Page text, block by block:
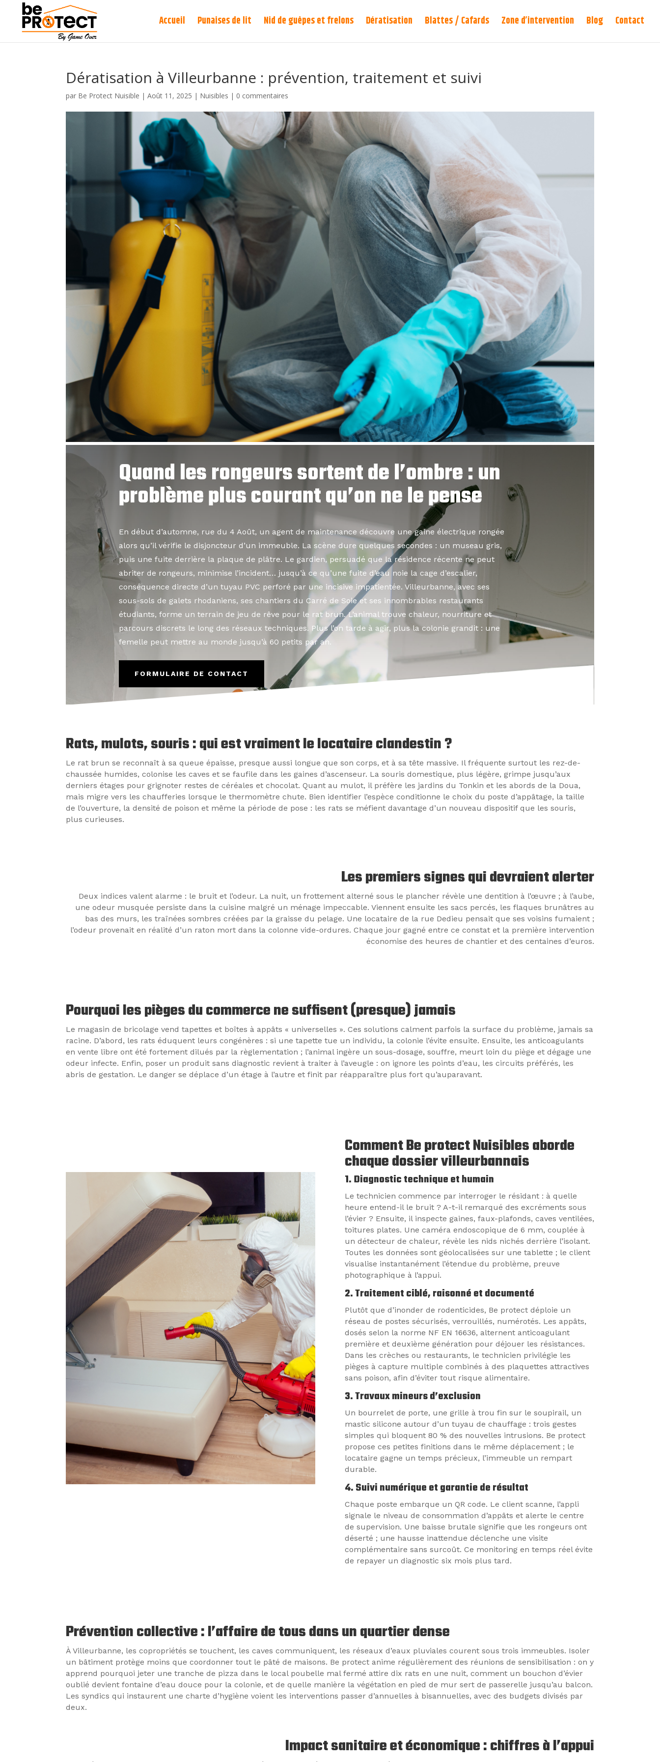
Accueil Punaises de lit Nid de guêpes et frelons Dératisation Blattes / Cafards Zone d’intervention Blog Contact
Dératisation à Villeurbanne : prévention, traitement et suivi
par Be Protect Nuisible |Août 11, 2025 | Nuisibles | 0 commentaires
Quand les rongeurs sortent de l’ombre : un
problème plus courant qu’on ne le pense
En début d’automne, rue du 4 Août, un agent de maintenance découvre une gaine électrique rongée
alors qu’il vérifie le disjoncteur d’un immeuble. La scène dure quelques secondes : un museau gris,
puis une fuite derrière la plaque de plâtre. Le gardien, persuadé que la résidence récente ne peut
abriter de rongeurs, minimise l’incident… jusqu’à ce qu’une fuite d’eau noie la cage d’escalier,
conséquence directe d’un tuyau PVC perforé par une incisive impatientée. Villeurbanne, avec ses
sous-sols de galets rhodaniens, ses chantiers du Carré de Soie et ses innombrables restaurants
étudiants, forme un terrain de jeu de rêve pour le rat brun. L’animal trouve chaleur, nourriture et
parcours discrets le long des réseaux techniques. Plus l’on tarde à agir, plus la colonie grandit : une
femelle peut mettre au monde jusqu’à 60 petits par an.
FORMULAIRE DE CONTACT
Rats, mulots, souris : qui est vraiment le locataire clandestin ?
Le rat brun se reconnaît à sa queue épaisse, presque aussi longue que son corps, et à sa tête massive. Il fréquente surtout les rez-de-
chaussée humides, colonise les caves et se faufile dans les gaines d’ascenseur. La souris domestique, plus légère, grimpe jusqu’aux
derniers étages pour grignoter restes de céréales et chocolat. Quant au mulot, il préfère les jardins du Tonkin et les abords de la Doua,
mais migre vers les chaufferies lorsque le thermomètre chute. Bien identifier l’espèce conditionne le choix du poste d’appâtage, la taille
de l’ouverture, la densité de poison et même la période de pose : les rats se méfient davantage d’un nouveau dispositif que les souris,
plus curieuses.
Les premiers signes qui devraient alerter
Deux indices valent alarme : le bruit et l’odeur. La nuit, un frottement alterné sous le plancher révèle une dentition à l’œuvre ; à l’aube,
une odeur musquée persiste dans la cuisine malgré un ménage impeccable. Viennent ensuite les sacs percés, les flaques brunâtres au
bas des murs, les traînées sombres créées par la graisse du pelage. Une locataire de la rue Dedieu pensait que ses voisins fumaient ;
l’odeur provenait en réalité d’un raton mort dans la colonne vide-ordures. Chaque jour gagné entre ce constat et la première intervention
économise des heures de chantier et des centaines d’euros.
Pourquoi les pièges du commerce ne suffisent (presque) jamais
Le magasin de bricolage vend tapettes et boîtes à appâts « universelles ». Ces solutions calment parfois la surface du problème, jamais sa
racine. D’abord, les rats éduquent leurs congénères : si une tapette tue un individu, la colonie l’évite ensuite. Ensuite, les anticoagulants
en vente libre ont été fortement dilués par la règlementation ; l’animal ingère un sous-dosage, souffre, meurt loin du piège et dégage une
odeur infecte. Enfin, poser un produit sans diagnostic revient à traiter à l’aveugle : on ignore les points d’eau, les circuits préférés, les
abris de gestation. Le danger se déplace d’un étage à l’autre et finit par réapparaître plus fort qu’auparavant.
Comment Be protect Nuisibles aborde
chaque dossier villeurbannais
1. Diagnostic technique et humain
Le technicien commence par interroger le résidant : à quelle
heure entend-il le bruit ? A-t-il remarqué des excréments sous
l’évier ? Ensuite, il inspecte gaines, faux-plafonds, caves ventilées,
toitures plates. Une caméra endoscopique de 6 mm, couplée à
un détecteur de chaleur, révèle les nids nichés derrière l’isolant.
Toutes les données sont géolocalisées sur une tablette ; le client
visualise instantanément l’étendue du problème, preuve
photographique à l’appui.
2. Traitement ciblé, raisonné et documenté
Plutôt que d’inonder de rodenticides, Be protect déploie un
réseau de postes sécurisés, verrouillés, numérotés. Les appâts,
dosés selon la norme NF EN 16636, alternent anticoagulant
première et deuxième génération pour déjouer les résistances.
Dans les crèches ou restaurants, le technicien privilégie les
pièges à capture multiple combinés à des plaquettes attractives
sans poison, afin d’éviter tout risque alimentaire.
3. Travaux mineurs d’exclusion
Un bourrelet de porte, une grille à trou fin sur le soupirail, un
mastic silicone autour d’un tuyau de chauffage : trois gestes
simples qui bloquent 80 % des nouvelles intrusions. Be protect
propose ces petites finitions dans le même déplacement ; le
locataire gagne un temps précieux, l’immeuble un rempart
durable.
4. Suivi numérique et garantie de résultat
Chaque poste embarque un QR code. Le client scanne, l’appli
signale le niveau de consommation d’appâts et alerte le centre
de supervision. Une baisse brutale signifie que les rongeurs ont
déserté ; une hausse inattendue déclenche une visite
complémentaire sans surcoût. Ce monitoring en temps réel évite
de repayer un diagnostic six mois plus tard.
Prévention collective : l’affaire de tous dans un quartier dense
À Villeurbanne, les copropriétés se touchent, les caves communiquent, les réseaux d’eaux pluviales courent sous trois immeubles. Isoler
un bâtiment protège moins que coordonner tout le pâté de maisons. Be protect anime régulièrement des réunions de sensibilisation : on y
apprend pourquoi jeter une tranche de pizza dans le local poubelle mal fermé attire dix rats en une nuit, comment un bouchon d’évier
oublié devient fontaine d’eau douce pour la colonie, et de quelle manière la végétation en pied de mur sert de passerelle jusqu’au balcon.
Les syndics qui instaurent une charte d’hygiène voient les interventions passer d’annuelles à bisannuelles, avec des budgets divisés par
deux.
Impact sanitaire et économique : chiffres à l’appui